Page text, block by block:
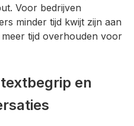
Voor bedrijven
minder tijd kwijt zijn aan
tijd overhouden voor
en